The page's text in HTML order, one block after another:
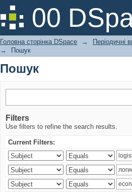
00
Пошук
Головна сторінка DSpace → Періодичні
→
Пошук
Пошук
Filters
Use filters to refine the search results.
Current Filters: